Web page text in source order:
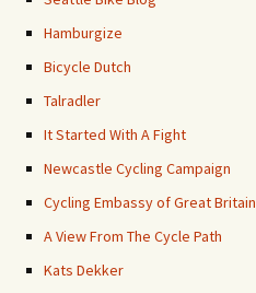
Hamburgize
Bicycle Dutch
Talradler
It Started With A Fight
Newcastle Cycling Campaign
Cycling Embassy of Great Britain
A View From The Cycle Path
Kats Dekker